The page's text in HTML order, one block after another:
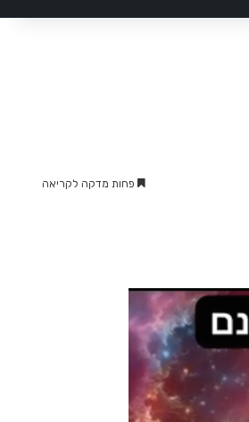
פחות מדקה לקריאה